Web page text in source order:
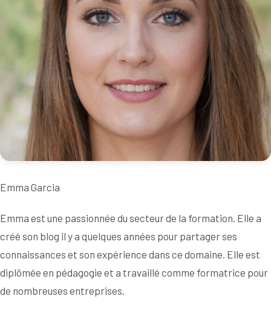
Emma Garcia
Emma est une passionnée du secteur de la formation. Elle a
créé son blog il y a quelques années pour partager ses
connaissances et son expérience dans ce domaine. Elle est
diplômée en pédagogie et a travaillé comme formatrice pour
de nombreuses entreprises.